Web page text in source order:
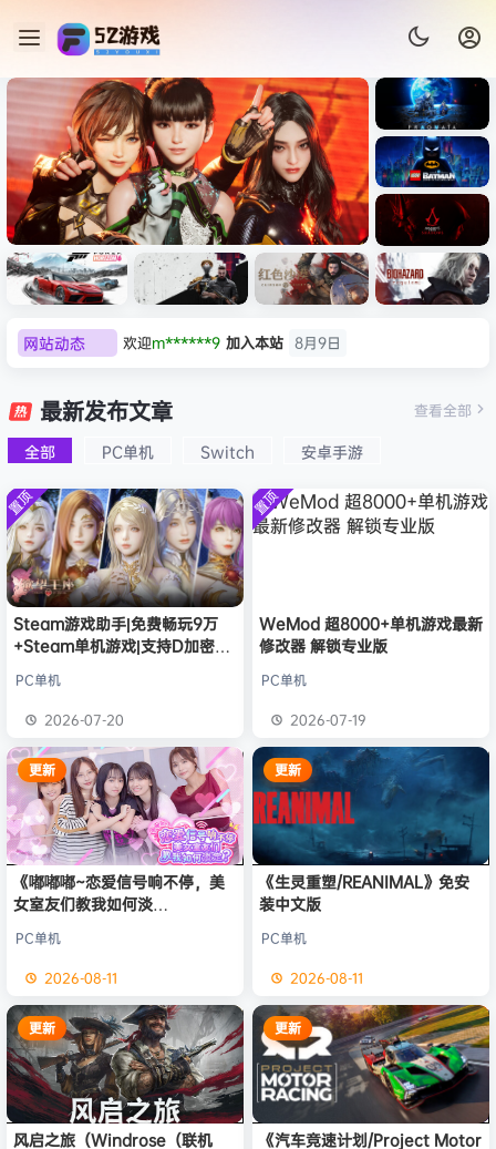
+修改器打包下载 解压即玩
《识质存
在/PRAG
MATA》
免安装中
文版
《乐高蝙
蝠侠：黑
暗骑士之
Dark
Creed
拟机
速：地平
线
6（Forza
Horizon
6）免安装
中文版
心/Atomi
c
Heart》
文版
n Desert
HYPERVI
SOR）免
安装中文
版
9：安魂
Requiem
）免安装
中文版
网站动态 欢迎m******9 加入本站 8月9日
欢迎 豆豆
欢迎N**e
欢迎沉*****松 加入本站
8月9日
欢迎q********6 加入本站 8月8日
大**颠 签到获取 64 点积分 8月8日
欢迎大**颠 加入本站
欢迎我*的 加入本站
欢迎D****Z 加入本站 8月7日
欢迎有*酱 加入本站
8月7日
加入本站 5小时前
22小时前
最新发布文章
全部 PC单机 Switch 安卓手游
查看全部
置顶
Steam游戏助手|免费畅玩9万
+Steam单机游戏|支持D加密以
PC单机
2026-07-20
置顶
WeMod 超8000+单机游戏最新
修改器 解锁专业版
PC单机
2026-07-19
更新
《嘟嘟嘟~恋爱信号响不停，美
女室友们教我如何淡
and Ringing Hearts》免安装
中文版
PC单机
2026-08-11
更新
《生灵重塑/REANIMAL》免安
装中文版
PC单机
2026-08-11
更新
风启之旅（Windrose（联机
更新
《汽车竞速计划/Project Motor